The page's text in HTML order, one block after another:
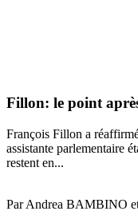
Fillon: le point
François Fillon a
assistante parlementaire
restent en...
Par Andrea BAMBINO